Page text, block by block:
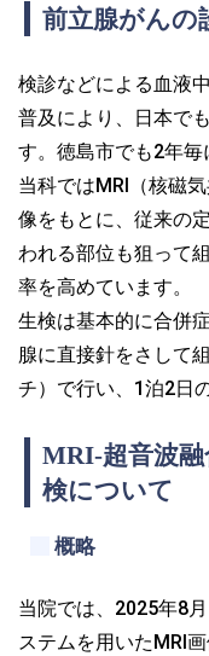
前立腺がんの
検診などによる血液
普及により、日本で
す。徳島市でも2年毎
当科ではMRI（核磁
像をもとに、従来の
われる部位も狙って
率を高めています。
生検は基本的に合併
腺に直接針をさして
チ）で行い、1泊2日
MRI-超音波
検について
概略
当院では、2025年8
ステムを用いたMRI